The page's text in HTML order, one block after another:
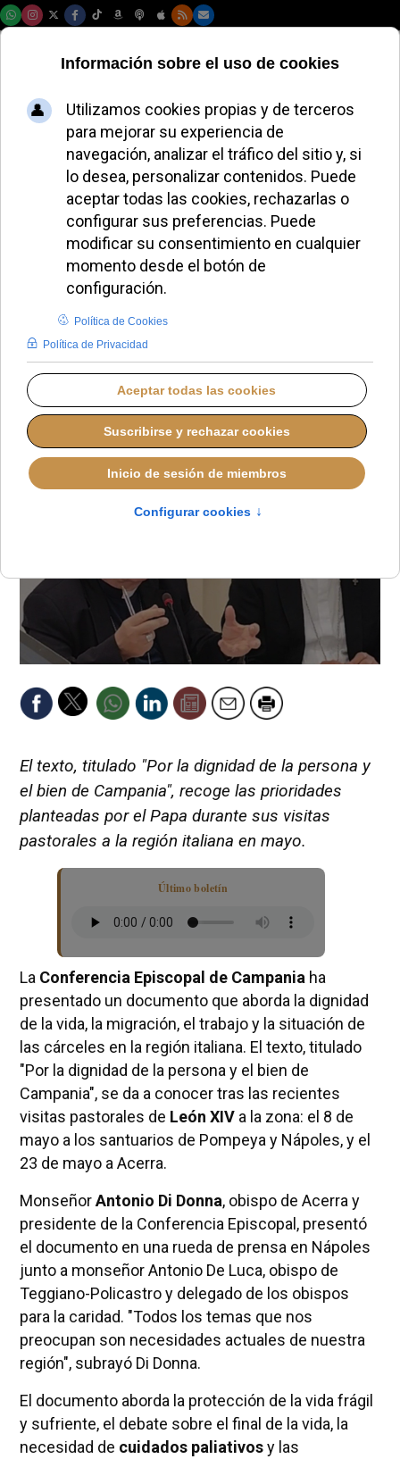
Los obispos
campanos piden
justicia
restaurativa y
atención a los
vulnerables
ALMUDENA RODRIGO EUROPA MARTES, 07 JULIO 2026 12:32
El texto, titulado "Por la dignidad de la persona y
el bien de Campania", recoge las prioridades
planteadas por el Papa durante sus visitas
pastorales a la región italiana en mayo.
Último boletín
La Conferencia Episcopal de Campania ha
presentado un documento que aborda la dignidad
de la vida, la migración, el trabajo y la situación de
las cárceles en la región italiana. El texto, titulado
"Por la dignidad de la persona y el bien de
Campania", se da a conocer tras las recientes
visitas pastorales de León XIVa la zona: el 8 de
mayo a los santuarios de Pompeya y Nápoles, y el
23 de mayo a Acerra.
MonseñorAntonio Di Donna, obispo de Acerra y
presidente de la Conferencia Episcopal, presentó
el documento en una rueda de prensa en Nápoles
junto a monseñor Antonio De Luca, obispo de
Teggiano-Policastro y delegado de los obispos
para la caridad. "Todos los temas que nos
preocupan son necesidades actuales de nuestra
región", subrayó Di Donna.
El documento aborda la protección de la vida frágil
y sufriente, el debate sobre el final de la vida, la
necesidad de cuidados paliativosy las